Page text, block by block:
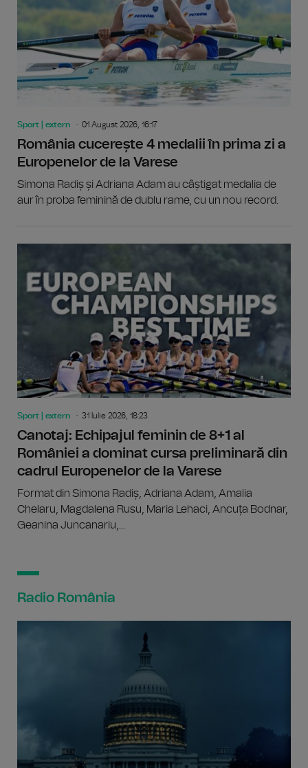
Sport | extern 01 August 2026, 16:17
România cucerește 4 medalii în prima zi a
Europenelor de la Varese
Simona Radiș și Adriana Adam au câștigat medalia de
aur în proba feminină de dublu rame, cu un nou record.
Sport | extern 31 Iulie 2026, 18:23
Canotaj: Echipajul feminin de 8+1 al
României a dominat cursa preliminară din
cadrul Europenelor de la Varese
Format din Simona Radiș, Adriana Adam, Amalia
Chelaru, Magdalena Rusu, Maria Lehaci, Ancuța Bodnar,
Geanina Juncanariu,...
Radio România